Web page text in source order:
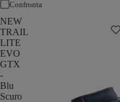
Confronta
NEW
TRAIL
LITE
EVO
GTX
-
Blu
Scuro